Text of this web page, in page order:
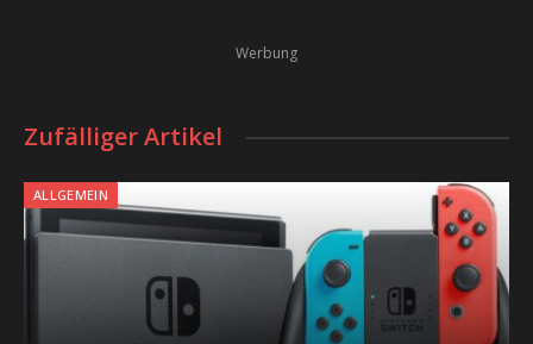
Werbung
Zufälliger Artikel
ALLGEMEIN